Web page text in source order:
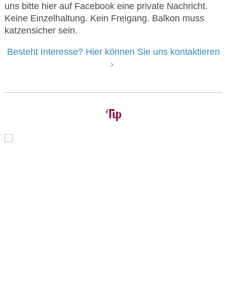
uns bitte hier auf Facebook eine private Nachricht.
Keine Einzelhaltung. Kein Freigang. Balkon muss
katzensicher sein.
Besteht Interesse? Hier können Sie uns kontaktieren
Tip